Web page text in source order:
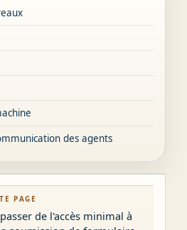
des agents
PAGE
de l'accès minimal à